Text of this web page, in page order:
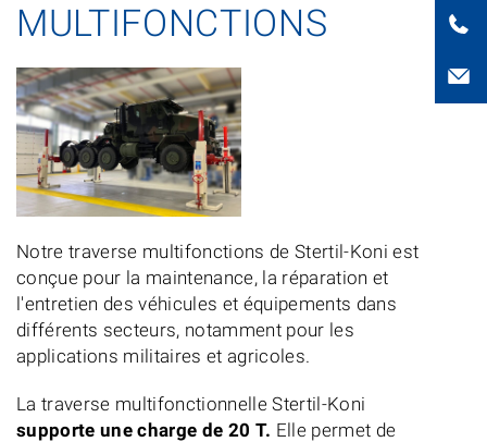
MULTIFONCTIONS
Notre traverse multifonctions de Stertil-Koni est
conçue pour la maintenance, la réparation et
l'entretien des véhicules et équipements dans
différents secteurs, notamment pour les
applications militaires et agricoles.
La traverse multifonctionnelle Stertil-Koni
supporte une charge de 20 T. Elle permet de